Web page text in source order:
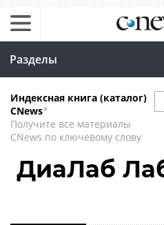
Разделы
Индексная книга (каталог)
CNews*
Получите все материалы
CNews по ключевому слову
ДиаЛаб